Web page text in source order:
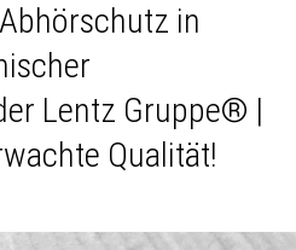
in
Lentz Gruppe® |
Qualität!